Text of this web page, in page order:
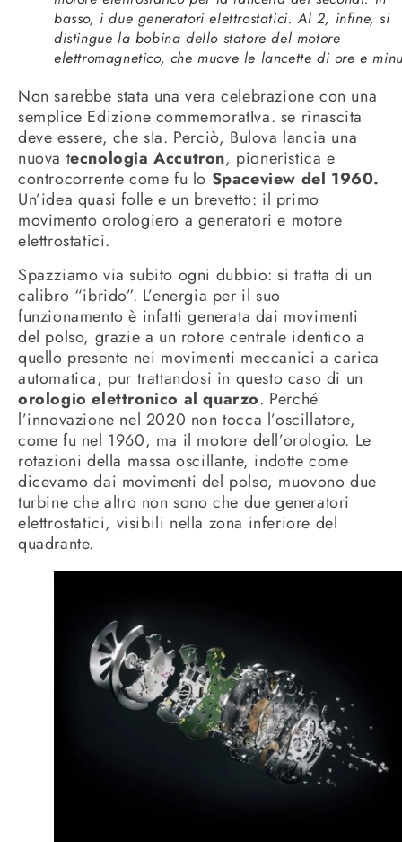
basso, i due generatori elettrostatici. Al 2, infine, si
distingue la bobina dello statore del motore
elettromagnetico, che muove le lancette di ore e
Non sarebbe stata una vera celebrazione con una
semplice Edizione commemoratIva. se rinascita
deve essere, che sIa. Perciò, Bulova lancia una
nuova tecnologia Accutron, pioneristica e
controcorrente come fu lo Spaceview del 1960.
Un’idea quasi folle e un brevetto: il primo
movimento orologiero a generatori e motore
elettrostatici.
Spazziamo via subito ogni dubbio: si tratta di un
calibro “ibrido”. L’energia per il suo
funzionamento è infatti generata dai movimenti
del polso, grazie a un rotore centrale identico a
quello presente nei movimenti meccanici a carica
automatica, pur trattandosi in questo caso di un
orologio elettronico al quarzo. Perché
l’innovazione nel 2020 non tocca l’oscillatore,
come fu nel 1960, ma il motore dell’orologio. Le
rotazioni della massa oscillante, indotte come
dicevamo dai movimenti del polso, muovono due
turbine che altro non sono che due generatori
elettrostatici, visibili nella zona inferiore del
quadrante.